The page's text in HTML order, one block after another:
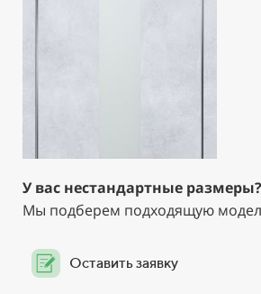
У вас нестандартные размеры?
Мы подберем подходящую
Оставить заявку